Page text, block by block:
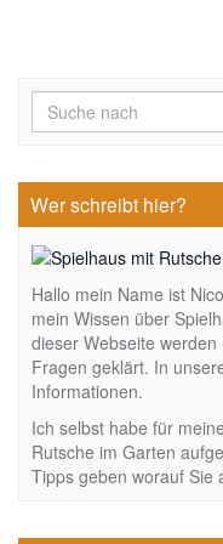
Wer schreibt hier?
Hallo mein Name ist
mein Wissen über
dieser Webseite
Fragen geklärt. In
Informationen.
Ich selbst habe für
Rutsche im Garten
Tipps geben worauf Sie